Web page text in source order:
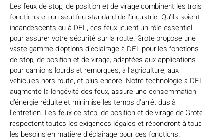
Les feux de stop, de position et de virage combinent les trois
fonctions en un seul feu standard de l'industrie. Qu'ils soient
incandescents ou à DEL, ces feux jouent un rôle essentiel
pour assurer votre sécurité sur la route. Grote propose une
vaste gamme d'options d'éclairage à DEL pour les fonctions
de stop, de position et de virage, adaptées aux applications
pour camions lourds et remorques, à l'agriculture, aux
véhicules hors route, et plus encore. Notre technologie à DEL
augmente la longévité des feux, assure une consommation
d'énergie réduite et minimise les temps d'arrêt dus à
l'entretien. Les feux de stop, de position et de virage de Grote
respectent toutes les exigences légales et répondront à tous
les besoins en matière d'éclairage pour ces fonctions.